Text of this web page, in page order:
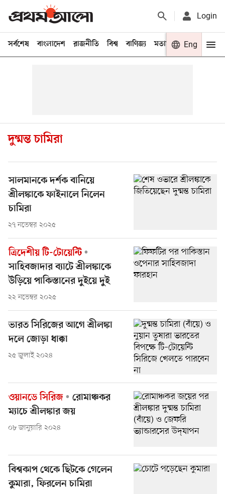
Login
সর্বশেষ বাংলাদেশ রাজনীতি বিশ্ব বাণিজ্য মতামত খেলা
Eng
দুষ্মন্ত চামিরা
সালমানকে দর্শক বানিয়ে
শ্রীলঙ্কাকে ফাইনালে নিলেন
চামিরা
২৭ নভেম্বর ২০২৫
ত্রিদেশীয় টি-টোয়েন্টি
সাহিবজাদার ব্যাটে শ্রীলঙ্কাকে
উড়িয়ে পাকিস্তানের দুইয়ে দুই
২২ নভেম্বর ২০২৫
ভারত সিরিজের আগে শ্রীলঙ্কা
দলে জোড়া ধাক্কা
২৫ জুলাই ২০২৪
ওয়ানডে সিরিজ
রোমাঞ্চকর
ম্যাচে শ্রীলঙ্কার জয়
০৮ জানুয়ারি ২০২৪
বিশ্বকাপ থেকে ছিটকে গেলেন
কুমারা, ফিরলেন চামিরা